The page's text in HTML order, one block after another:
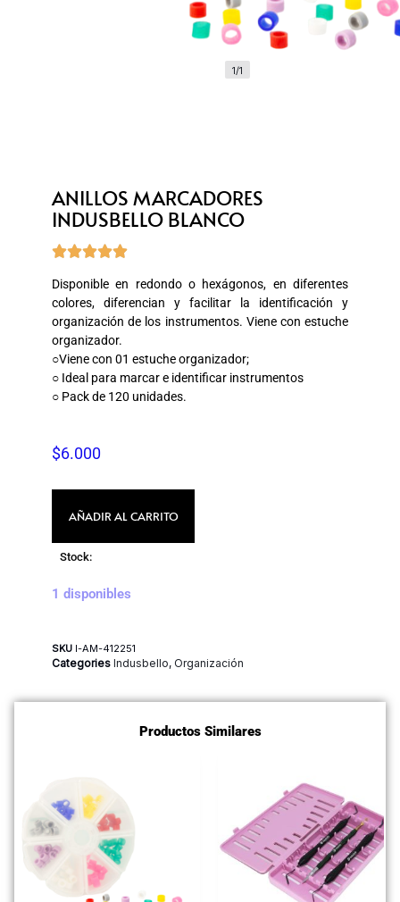
1/1
ANILLOS MARCADORES
INDUSBELLO BLANCO

Disponible en redondo o hexágonos, en diferentes
colores, diferencian y facilitar la identificación y
organización de los instrumentos. Viene con estuche
organizador.
○Viene con 01 estuche organizador;
○ Ideal para marcar e identificar instrumentos
○ Pack de 120 unidades.
$6.000
AÑADIR AL CARRITO
Stock:
1 disponibles
SKU I-AM-412251
Categories Indusbello, Organización
Productos Similares